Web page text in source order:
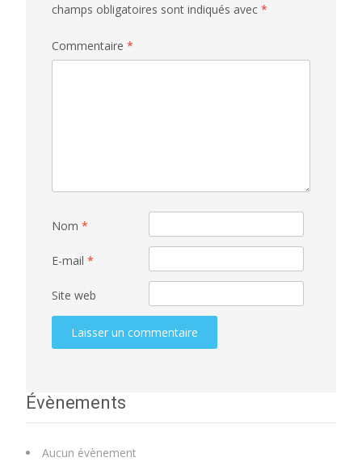
champs obligatoires sont indiqués avec *
Commentaire *
Nom *
E-mail *
Site web
Évènements
Aucun évènement